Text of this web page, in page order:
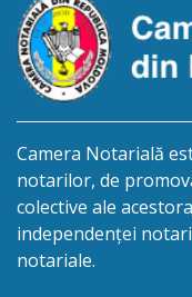
Camera Notarială
notarilor, de
colective ale
independenței
notariale.